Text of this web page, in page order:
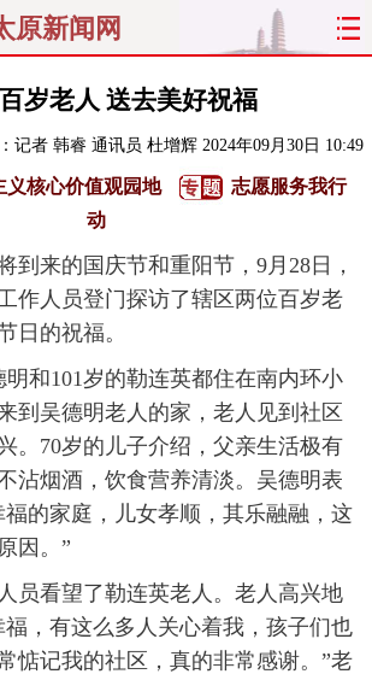
原新闻网
聚焦 太原
关注 文明 出行
理财 政务 教育
晋月读
太原晚报 热评 社区
岁老人 送去美好祝福
记者 韩睿 通讯员 杜增辉 2024年09月30日 10:49
义核心价值观园地
志愿服务我行
动
来的国庆节和重阳节，9月28日，
作人员登门探访了辖区两位百岁老
日的祝福。
和101岁的勒连英都住在南内环小
到吴德明老人的家，老人见到社区
。70岁的儿子介绍，父亲生活极有
沾烟酒，饮食营养清淡。吴德明表
的家庭，儿女孝顺，其乐融融，这
因。”
看望了勒连英老人。老人高兴地
，有这么多人关心着我，孩子们也
惦记我的社区，真的非常感谢。”老